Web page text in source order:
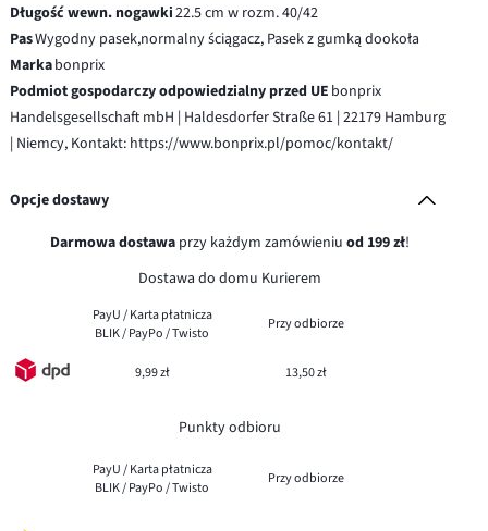
Długość wewn. nogawki22.5 cm w rozm. 40/42
PasWygodny pasek,normalny ściągacz, Pasek z gumką dookoła
Markabonprix
Podmiot gospodarczy odpowiedzialny przed UE bonprix
Handelsgesellschaft mbH | Haldesdorfer Straße 61 | 22179 Hamburg
| Niemcy, Kontakt: https://www.bonprix.pl/pomoc/kontakt/
Opcje dostawy
Darmowa dostawaprzy każdym zamówieniu od 199 zł!
Dostawa do domu Kurierem
PayU / Karta płatnicza
BLIK / PayPo / Twisto
Przy odbiorze
9,99 zł 13,50 zł
Punkty odbioru
PayU / Karta płatnicza
BLIK / PayPo / Twisto
Przy odbiorze